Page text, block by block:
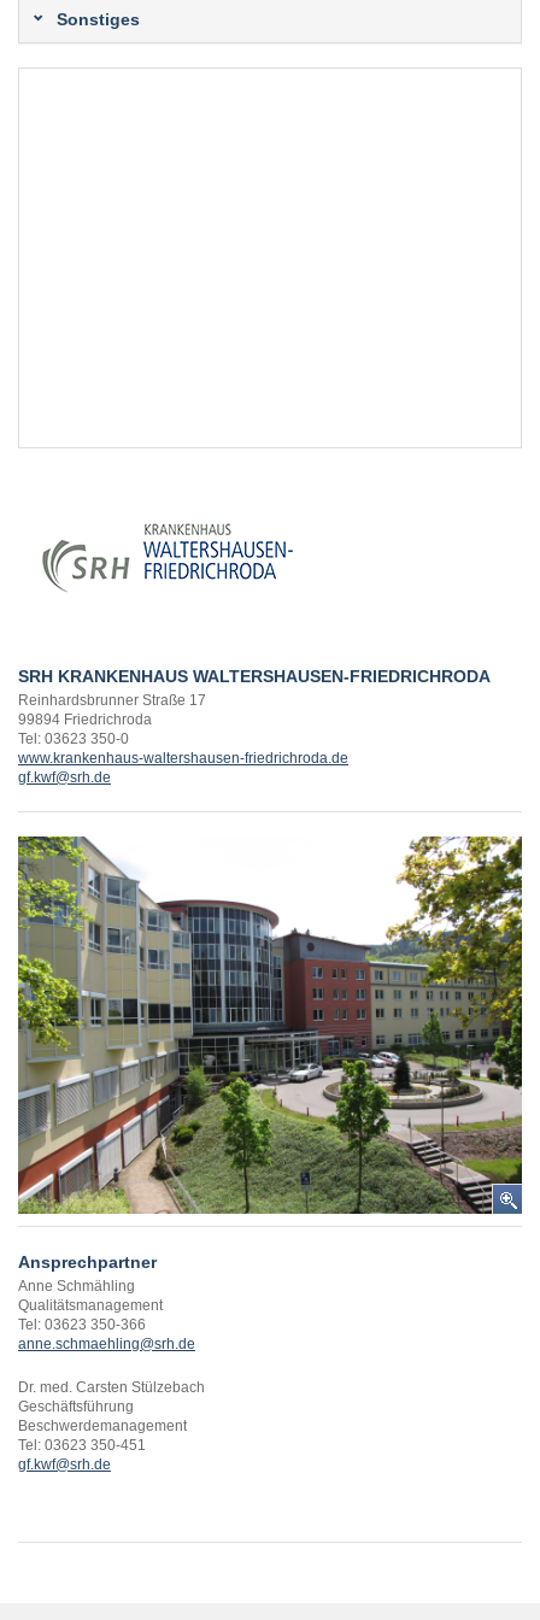
Sonstiges
SRH KRANKENHAUS WALTERSHAUSEN-FRIEDRICHRODA
Reinhardsbrunner Straße 17
99894 Friedrichroda
Tel: 03623 350-0
www.krankenhaus-waltershausen-friedrichroda.de
gf.kwf@srh.de
Ansprechpartner
Anne Schmähling
Qualitätsmanagement
Tel: 03623 350-366
anne.schmaehling@srh.de
Dr. med. Carsten Stülzebach
Geschäftsführung
Beschwerdemanagement
Tel: 03623 350-451
gf.kwf@srh.de